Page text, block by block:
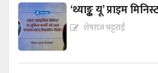
‘थ्याङ्क यू’ प्राइम
शेषराज भट्टराई